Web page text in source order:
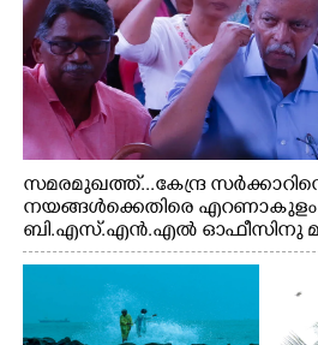
സമരമുഖത്ത്...കേന്ദ്ര
നയങ്ങൾക്കെതിരെ എറണാകുളം
ബി.എസ്.എൻ.എൽ ഓഫീസിനു
തൊഴിലാളി സംയുക്ത സമര
ജയിൽ നിറയ്ക്കൽ സമരത്തിൽ
മുദ്രാവാക്യം വിളിക്കുന്ന മുൻ